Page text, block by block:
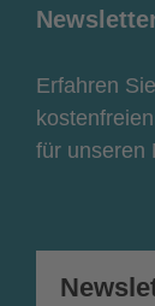
Erfahren
für unseren